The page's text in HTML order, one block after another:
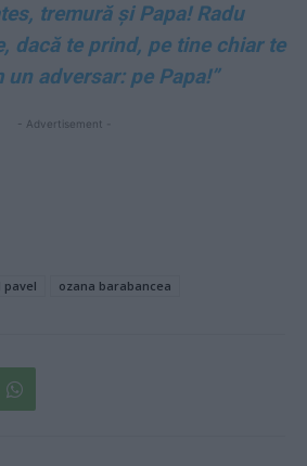
tremură și Papa! Radu
dacă te prind, pe tine chiar te
un adversar: pe Papa!”
- Advertisement -
pavel ozana barabancea